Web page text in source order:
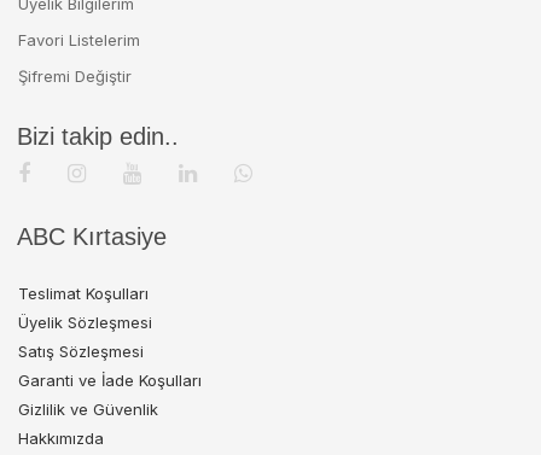
Favori Listelerim
Şifremi Değiştir
Bizi takip edin..
ABC Kırtasiye
Teslimat Koşulları
Üyelik Sözleşmesi
Satış Sözleşmesi
Garanti ve İade Koşulları
Gizlilik ve Güvenlik
Hakkımızda